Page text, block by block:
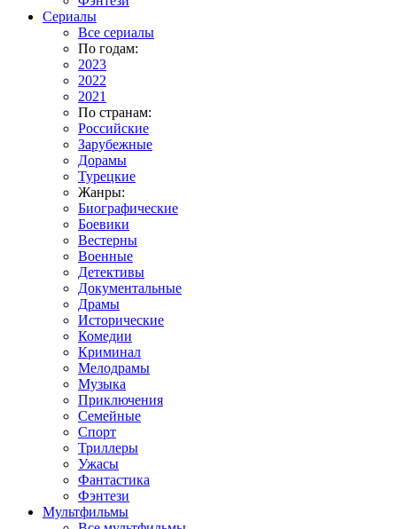
Сериалы
Все сериалы
По годам:
2023
2022
2021
По странам:
Российские
Зарубежные
Дорамы
Турецкие
Жанры:
Биографические
Боевики
Вестерны
Военные
Детективы
Документальные
Драмы
Исторические
Комедии
Криминал
Мелодрамы
Музыка
Приключения
Семейные
Спорт
Триллеры
Ужасы
Фантастика
Фэнтези
Мультфильмы